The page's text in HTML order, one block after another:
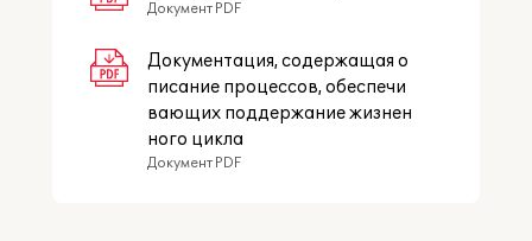
Сравнение версий
линейки
Документ PDF
Документация, содержащая о
писание процессов, обеспечи
вающих поддержание жизнен
ного цикла
Документ PDF